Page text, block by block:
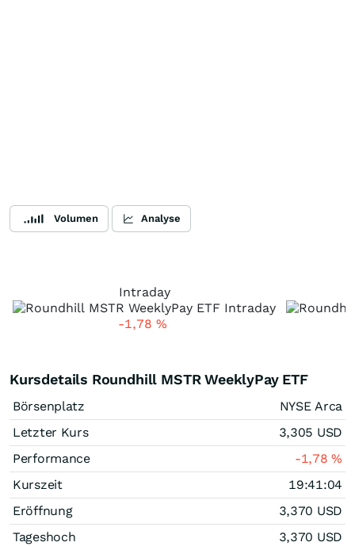
Volumen Analyse
Intraday
-1,78 %
Kursdetails Roundhill MSTR WeeklyPay ETF
Börsenplatz
NYSE Arca
Letzter Kurs
3,305 USD
Performance
-1,78%
Kurszeit
19:41:04
Eröffnung
3,370 USD
Tageshoch
3,370 USD